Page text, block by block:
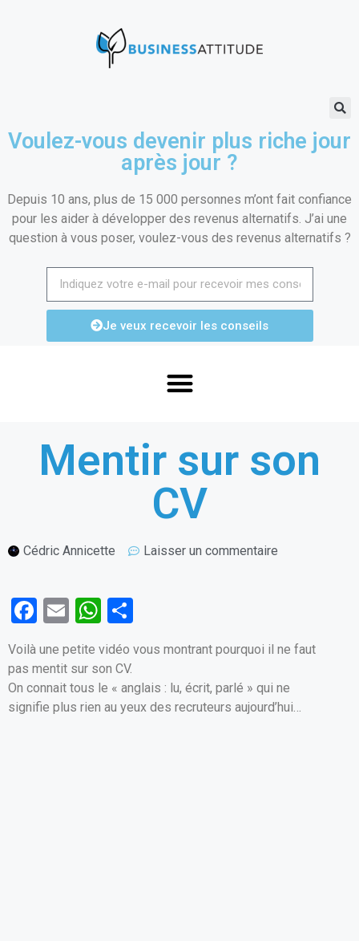
Voulez-vous devenir plus riche jour
après jour ?
Depuis 10 ans, plus de 15 000 personnes m’ont fait confiance
pour les aider à développer des revenus alternatifs. J’ai une
question à vous poser, voulez-vous des revenus alternatifs ?
Je veux recevoir les conseils
Mentir sur son
CV
Cédric Annicette Laisser un commentaire
F
ce
b
o
E
m
ail
W
h
at
s
A
ta
g
er
Voilà une petite vidéo vous montrant pourquoi il ne faut
pas mentit sur son CV.
On connait tous le « anglais : lu, écrit, parlé » qui ne
signifie plus rien au yeux des recruteurs aujourd’hui…